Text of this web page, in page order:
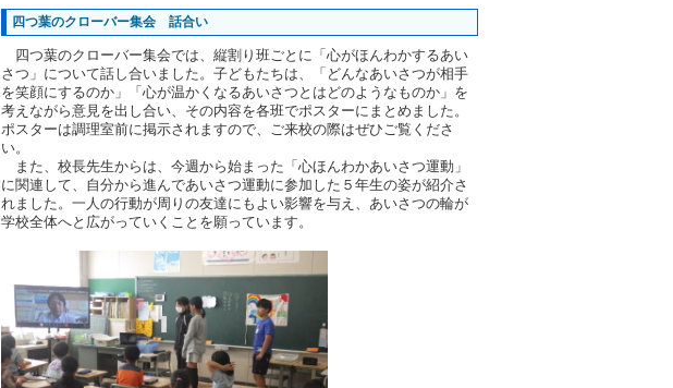
四つ葉のクローバー集会 話合い
四つ葉のクローバー集会では、縦割り班ごとに「心がほんわかするあい
さつ」について話し合いました。子どもたちは、「どんなあいさつが相手
を笑顔にするのか」「心が温かくなるあいさつとはどのようなものか」を
考えながら意見を出し合い、その内容を各班でポスターにまとめました。
ポスターは調理室前に掲示されますので、ご来校の際はぜひご覧くださ
い。
また、校長先生からは、今週から始まった「心ほんわかあいさつ運動」
に関連して、自分から進んであいさつ運動に参加した５年生の姿が紹介さ
れました。一人の行動が周りの友達にもよい影響を与え、あいさつの輪が
学校全体へと広がっていくことを願っています。